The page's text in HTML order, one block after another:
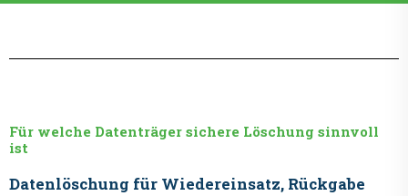
Für welche Datenträger sichere Löschung sinnvoll
ist
Datenlöschung für Wiedereinsatz, Rückgabe